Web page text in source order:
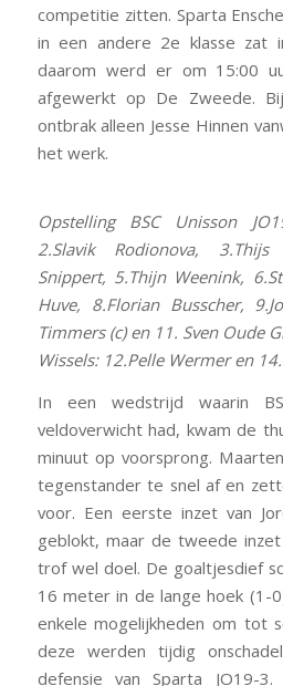
competitie zitten. Sparta
in een andere 2e klasse zat
daarom werd er om 15:00
afgewerkt op De Zweede. Bij
ontbrak alleen Jesse Hinnen
het werk.
Opstelling BSC Unisson
2.Slavik Rodionova, 3.Thijs
Snippert, 5.Thijn Weenink,
Huve, 8.Florian Busscher,
Timmers (c) en 11. Sven Oude
Wissels: 12.Pelle Wermer en
In een wedstrijd waarin
veldoverwicht had, kwam de
minuut op voorsprong.
tegenstander te snel af en
voor. Een eerste inzet van
geblokt, maar de tweede
trof wel doel. De goaltjesdief
16 meter in de lange hoek (1-
enkele mogelijkheden om tot
deze werden tijdig
defensie van Sparta JO19-